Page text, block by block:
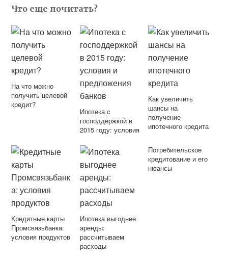
Что еще почитать?
На что можно
получить целевой
кредит?
Ипотека с
господдержкой в
2015 году: условия
банков
Как увеличить
шансы на
получение
ипотечного кредита
Кредитные карты
Промсвязьбанка:
условия продуктов
Ипотека выгоднее
аренды:
рассчитываем
расходы
Потребительское
кредитование и его
нюансы